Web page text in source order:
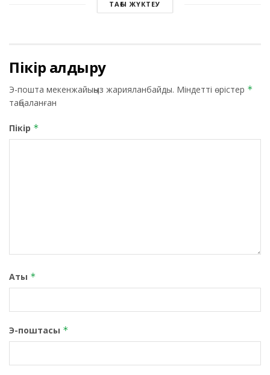
ТАҒЫ ЖҮКТЕУ
Пікір қалдыру
Э-пошта мекенжайыңыз жарияланбайды. Міндетті өрістер *
таңбаланған
Пікір *
Аты *
Э-поштасы *